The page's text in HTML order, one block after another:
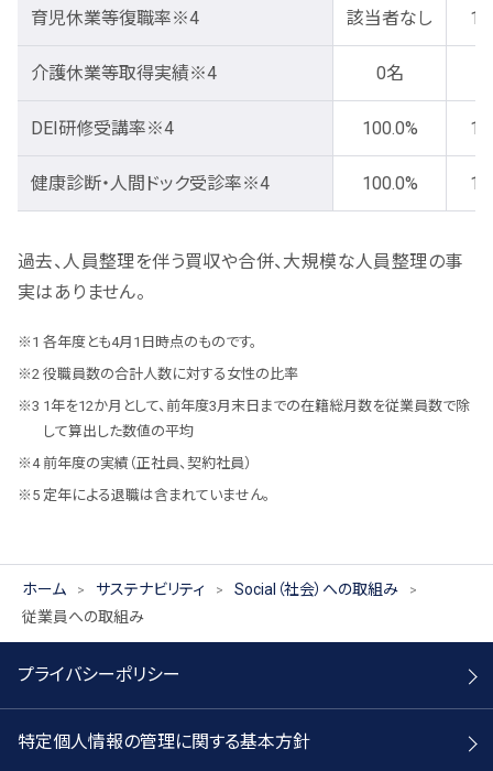
育児休業等復職率※4 該当者なし
介護休業等取得実績※4 0名
DEI研修受講率※4 100.0%
健康診断・人間ドック受診率※4 100.0%
過去、人員整理を伴う買収や合併、大規模な人員整理の事
実はありません。
各年度とも4月1日時点のものです。
役職員数の合計人数に対する女性の比率
1年を12か月として、前年度3月末日までの在籍総月数を従業員数で除
して算出した数値の平均
前年度の実績（正社員、契約社員）
定年による退職は含まれていません。
ホーム サステナビリティ
Social（社会）への取組み
従業員への取組み
プライバシーポリシー
特定個人情報の管理に関する基本方針